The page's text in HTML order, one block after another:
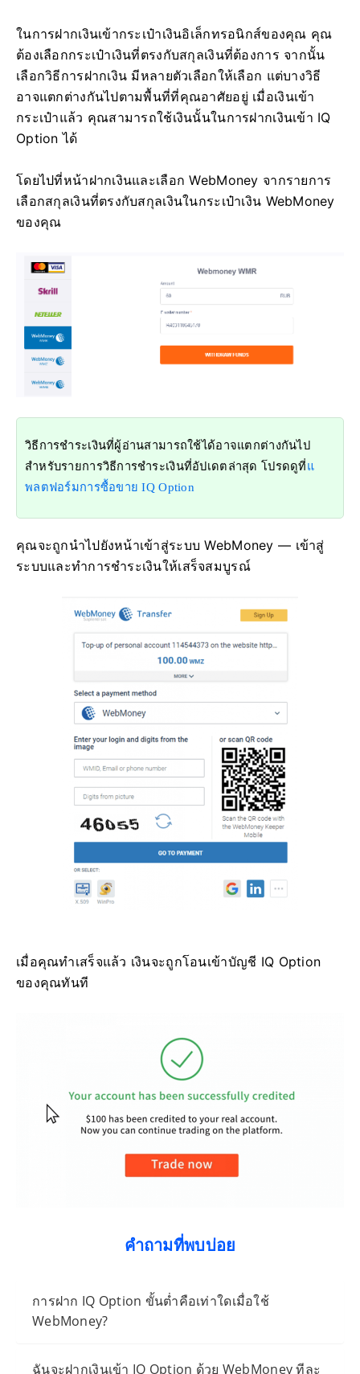
ในการฝากเงินเข้ากระเป๋าเงินอิเล็กทรอนิกส์ของคุณ คุณ
ต้องเลือกกระเป๋าเงินที่ตรงกับสกุลเงินที่ต้องการ จากนั้น
เลือกวิธีการฝากเงิน มีหลายตัวเลือกให้เลือก แต่บางวิธี
อาจแตกต่างกันไปตามพื้นที่ที่คุณอาศัยอยู่ เมื่อเงินเข้า
กระเป๋าแล้ว คุณสามารถใช้เงินนั้นในการฝากเงินเข้า IQ
Option ได้
โดยไปที่หน้าฝากเงินและเลือก WebMoney จากรายการ
เลือกสกุลเงินที่ตรงกับสกุลเงินในกระเป๋าเงิน WebMoney
ของคุณ
วิธีการชำระเงินที่ผู้อ่านสามารถใช้ได้อาจแตกต่างกันไป
สำหรับรายการวิธีการชำระเงินที่อัปเดตล่าสุด โปรดดูที่แ
พลตฟอร์มการซื้อขาย IQ Option
คุณจะถูกนำไปยังหน้าเข้าสู่ระบบ WebMoney — เข้าสู่
ระบบและทำการชำระเงินให้เสร็จสมบูรณ์
เมื่อคุณทำเสร็จแล้ว เงินจะถูกโอนเข้าบัญชี IQ Option
ของคุณทันที
คำถามที่พบบ่อย
การฝาก IQ Option ขั้นต่ำคือเท่าใดเมื่อใช้
WebMoney?
ฉันจะฝากเงินเข้า IQ Option ด้วย WebMoney ทีละ